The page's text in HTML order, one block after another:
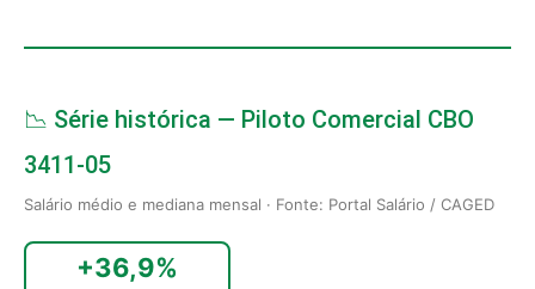
📉 Série histórica — Piloto Comercial CBO
3411-05
Salário médio e mediana mensal · Fonte: Portal Salário / CAGED
+36,9%